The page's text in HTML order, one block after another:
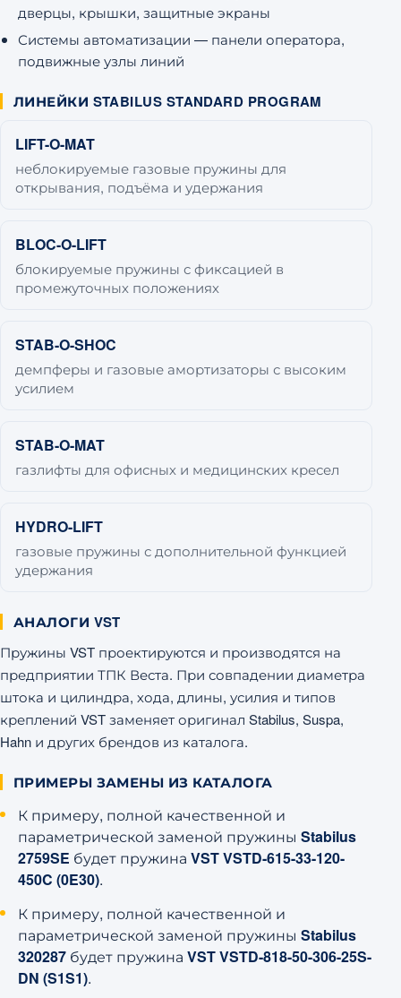
дверцы, крышки, защитные экраны
Системы автоматизации — панели оператора,
подвижные узлы линий
ЛИНЕЙКИ STABILUS STANDARD PROGRAM
LIFT-O-MAT
неблокируемые газовые пружины для
открывания, подъёма и удержания
BLOC-O-LIFT
блокируемые пружины с фиксацией в
промежуточных положениях
STAB-O-SHOC
демпферы и газовые амортизаторы с высоким
усилием
STAB-O-MAT
газлифты для офисных и медицинских кресел
HYDRO-LIFT
газовые пружины с дополнительной функцией
удержания
АНАЛОГИ VST
Пружины VST проектируются и производятся на
предприятии ТПК Веста. При совпадении диаметра
штока и цилиндра, хода, длины, усилия и типов
креплений VST заменяет оригинал Stabilus, Suspa,
Hahn и других брендов из каталога.
ПРИМЕРЫ ЗАМЕНЫ ИЗ КАТАЛОГА
К примеру, полной качественной и
параметрической заменой пружины Stabilus
2759SE будет пружина VST VSTD-615-33-120-
450C (0E30).
К примеру, полной качественной и
параметрической заменой пружины Stabilus
320287 будет пружина VST VSTD-818-50-306-25S-
DN (S1S1).